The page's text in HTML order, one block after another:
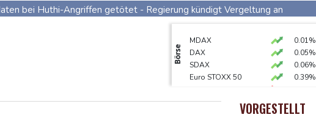
23 °C Leipzig 23 °C Dortmund
21 °C
Bremen
Wien
bei Huthi-Angriffen getötet - Regierung kündigt Vergeltung an
Eikermann und Rösler gewinnen Silber und Bronze
Bombe in Kleinbus nahe Damaskus explodiert
übernimmt Ermittlungen zu Sprengstoff-Drohne in Leipzig
Börse
MDAX 0.01%
DAX
0.05%
SDAX
0.06%
Euro STOXX 50
0.39%
TecDAX
1.36%
-0.28%
VORGESTELLT